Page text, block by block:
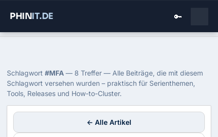
PHINIT.DE 🔑
Tag: MFA
Schlagwort #MFA — 8 Treffer — Alle Beiträge, die mit diesem
Schlagwort versehen wurden – praktisch für Serienthemen,
Tools, Releases und How-to-Cluster.
← Alle Artikel